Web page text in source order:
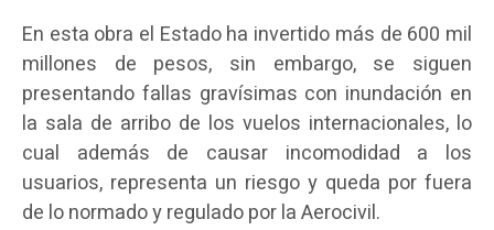
En esta obra el Estado ha invertido más de 600 mil
millones de pesos, sin embargo, se siguen
presentando fallas gravísimas con inundación en
la sala de arribo de los vuelos internacionales, lo
cual además de causar incomodidad a los
usuarios, representa un riesgo y queda por fuera
de lo normado y regulado por la Aerocivil.